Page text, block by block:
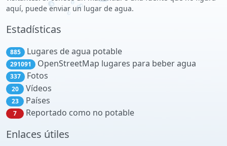
aquí, puede enviar un lugar de agua.
Estadísticas
885 Lugares de agua potable
291091 OpenStreetMap lugares para beber agua
337 Fotos
20 Vídeos
23 Países
7 Reportado como no potable
Enlaces útiles